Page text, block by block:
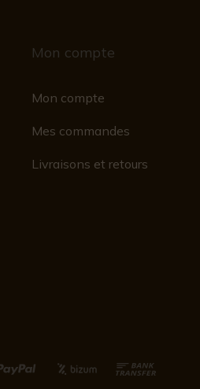
Mon compte
Mon compte
Mes commandes
Livraisons et retours